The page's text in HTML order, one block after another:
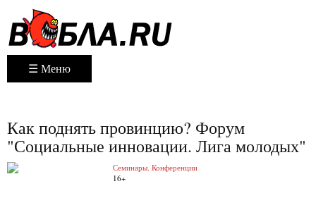
☰ Меню
Как поднять провинцию? Форум
"Социальные инновации. Лига молодых"
Семинары. Конференции
16+